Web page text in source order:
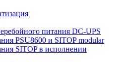
питания DC-UPS
PSU8600 и SITOP modular
SITOP в исполнении